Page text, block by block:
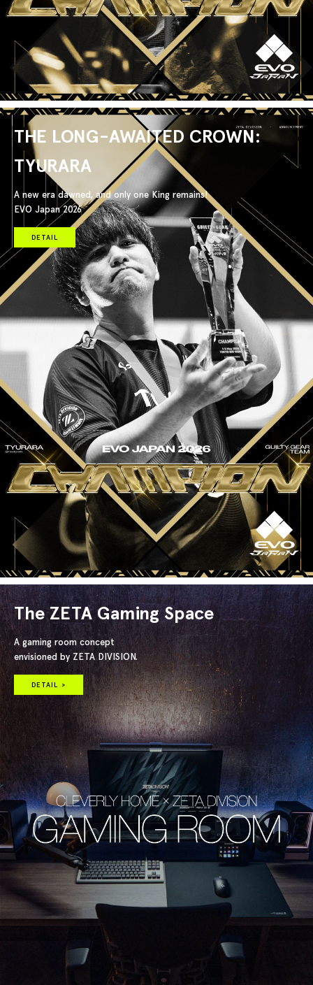
THE LONG-AWAITED CROWN:
TYURARA
A new era dawned, and only one King remains!
EVO Japan 2026
DETAIL
The ZETA Gaming Space
A gaming room concept
envisioned by ZETA DIVISION.
DETAIL >